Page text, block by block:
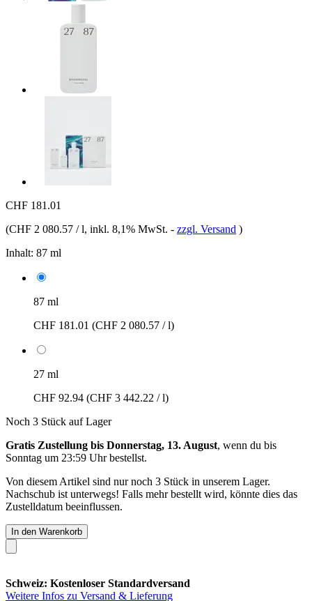
CHF 181.01
(CHF 2 080.57 / l, inkl. 8,1% MwSt. - zzgl. Versand )
Inhalt: 87 ml
87 ml
CHF 181.01 (CHF 2 080.57 / l)
27 ml
CHF 92.94 (CHF 3 442.22 / l)
Noch 3 Stück auf Lager
Gratis Zustellung bis Donnerstag, 13. August, wenn du bis
Sonntag um 23:59 Uhrbestellst.
Von diesem Artikel sind nur noch 3 Stück in unserem Lager.
Nachschub ist unterwegs! Falls mehr bestellt wird, könnte dies das
Zustelldatum beeinflussen.
In den Warenkorb
Schweiz: Kostenloser Standardversand
Weitere Infos zu Versand & Lieferung